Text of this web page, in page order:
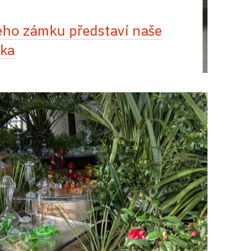
zámku představí naše